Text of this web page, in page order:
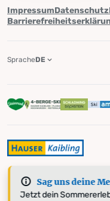
Sag uns deine
Jetzt dein
ImpressumDatenschutz
SpracheDE